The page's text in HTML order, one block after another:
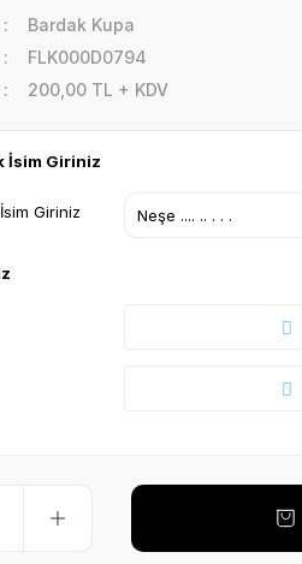
Bardak Kupa
FLK000D0794
200,00 TL + KDV
İsim Giriniz
Giriniz